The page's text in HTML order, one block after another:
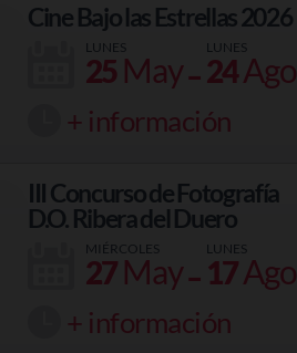
Cine Bajo las Estrellas 2026
LUNES
25 May- LUNES
24Ago
+ información
III Concurso de Fotografía
D.O. Ribera del Duero
MIÉRCOLES
27May- LUNES
17Ago
+ información